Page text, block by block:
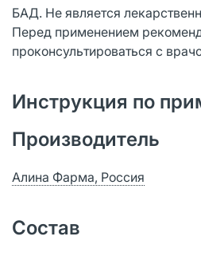
БАД. Не является
Перед применением
проконсультироваться с
Инструкция по
Производитель
Алина Фарма, Россия
Состав